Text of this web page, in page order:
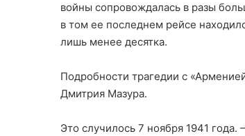
войны сопровождалась в разы
в том ее последнем рейсе
лишь менее десятка.
Подробности трагедии с
Дмитрия Мазура.
Это случилось 7 ноября 1941